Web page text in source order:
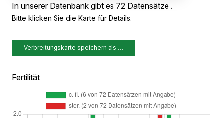
In unserer Datenbank gibt es 72 Datensätze .
Bitte klicken Sie die Karte für Details.
Verbreitungskarte speichern als …
Fertilität